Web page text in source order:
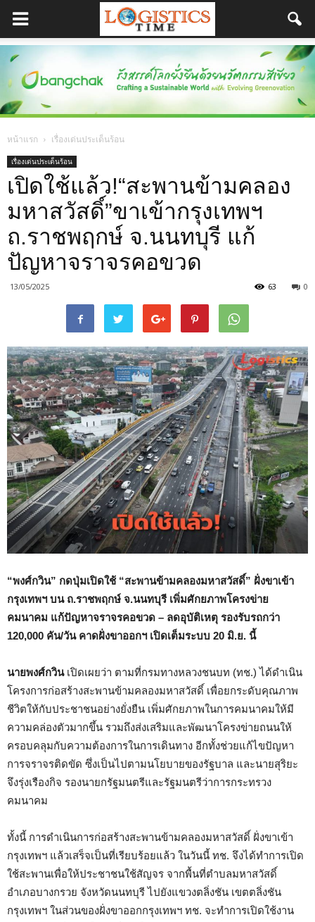
หน้าแรก เรื่องเด่นประเด็นร้อน
เรื่องเด่นประเด็นร้อน
เปิดใช้แล้ว!“สะพานข้ามคลอง
มหาสวัสดิ์”ขาเข้ากรุงเทพฯ
ถ.ราชพฤกษ์ จ.นนทบุรี แก้
ปัญหาจราจรคอขวด
13/05/2025 0
63
“พงศ์กวิน” กดปุ่มเปิดใช้ “สะพานข้ามคลองมหาสวัสดิ์” ฝั่งขาเข้า
กรุงเทพฯ บน ถ.ราชพฤกษ์ จ.นนทบุรี เพิ่มศักยภาพโครงข่าย
คมนาคม แก้ปัญหาจราจรคอขวด – ลดอุบัติเหตุ รองรับรถกว่า
120,000 คัน/วัน คาดฝั่งขาออกฯ เปิดเต็มระบบ 20 มิ.ย. นี้
นายพงศ์กวินเปิดเผยว่า ตามที่กรมทางหลวงชนบท (ทช.) ได้ดำเนิน
โครงการก่อสร้างสะพานข้ามคลองมหาสวัสดิ์ เพื่อยกระดับคุณภาพ
ชีวิตให้กับประชาชนอย่างยั่งยืน เพิ่มศักยภาพในการคมนาคมให้มี
ความคล่องตัวมากขึ้น รวมถึงส่งเสริมและพัฒนาโครงข่ายถนนให้
ครอบคลุมกับความต้องการในการเดินทาง อีกทั้งช่วยแก้ไขปัญหา
การจราจรติดขัด ซึ่งเป็นไปตามนโยบายของรัฐบาล และนายสุริยะ
จึงรุ่งเรืองกิจ รองนายกรัฐมนตรีและรัฐมนตรีว่าการกระทรวง
คมนาคม
ทั้งนี้ การดำเนินการก่อสร้างสะพานข้ามคลองมหาสวัสดิ์ ฝั่งขาเข้า
กรุงเทพฯ แล้วเสร็จเป็นที่เรียบร้อยแล้ว ในวันนี้ ทช. จึงได้ทำการเปิด
ใช้สะพานเพื่อให้ประชาชนใช้สัญจร จากพื้นที่ตำบลมหาสวัสดิ์
อำเภอบางกรวย จังหวัดนนทบุรี ไปยังแขวงตลิ่งชัน เขตตลิ่งชัน
กรุงเทพฯ ในส่วนของฝั่งขาออกกรุงเทพฯ ทช. จะทำการเปิดใช้งาน